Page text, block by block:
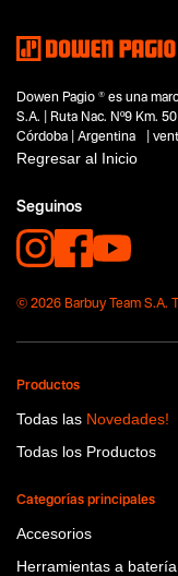
Dowen Pagio ® es una
S.A. | Ruta Nac. Nº9 Km.
Córdoba | Argentina |
Regresar al Inicio
Seguinos
© 2026 Barbuy Team S.A.
Productos
Todas las Novedades!
Todas los Productos
Categorías principales
Accesorios
Herramientas a batería